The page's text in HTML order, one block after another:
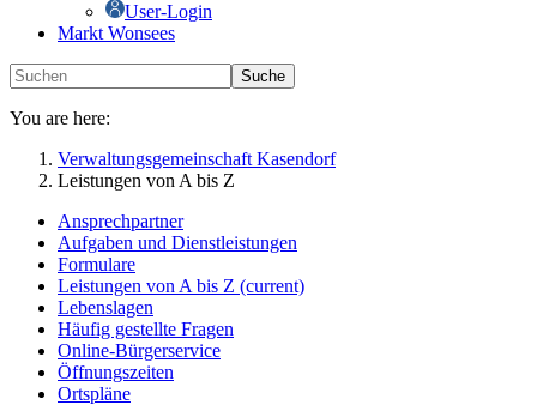
User-Login
Markt Wonsees
Suche
You are here:
Verwaltungsgemeinschaft Kasendorf
Leistungen von A bis Z
Ansprechpartner
Aufgaben und Dienstleistungen
Formulare
Leistungen von A bis Z (current)
Lebenslagen
Häufig gestellte Fragen
Online-Bürgerservice
Öffnungszeiten
Ortspläne